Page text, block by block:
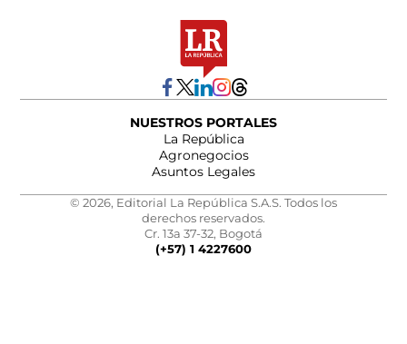
NUESTROS PORTALES
La República
Agronegocios
Asuntos Legales
© 2026, Editorial La República S.A.S. Todos los
derechos reservados.
Cr. 13a 37-32, Bogotá
(+57) 1 4227600